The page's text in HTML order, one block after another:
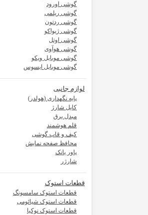
گوشی اورود
گوشی ریلمی
گوشی ردتون
گوشی ژیواکو
گوشی اوتل
گوشی هوآوی
گوشی موبایل ویکو
گوشی موبایل ایسوس
لوازم جانبی
پایه نگهداری (هولدر)
کابل شارژ
مبدل برق
قلم هوشمند
کیف و قاب گوشی
محافظ صفحه نمایش
پاور بانک
شارژر
قطعات استوک
قطعات استوک سامسونگ
قطعات استوک شیائومی
قطعات استوک نوکیا